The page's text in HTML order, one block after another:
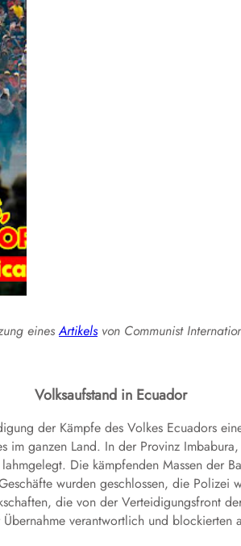
einesArtikelsvon Communist
Volksaufstand in Ecuador
der Kämpfe des Volkes Ecuadors
im ganzen Land. In der Provinz
Die kämpfenden Massen der
wurden geschlossen, die Polizei
die von der Verteidigungsfront
verantwortlich und blockierten